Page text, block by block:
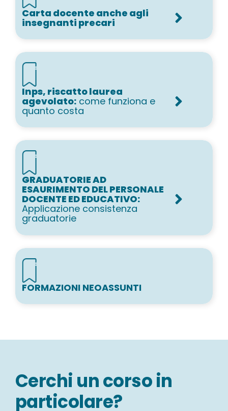
Carta docente anche agli
insegnanti precari
Inps, riscatto laurea
agevolato: come funziona e
quanto costa
GRADUATORIE AD
ESAURIMENTO DEL PERSONALE
DOCENTE ED EDUCATIVO:
Applicazione consistenza
graduatorie
FORMAZIONI NEOASSUNTI
Cerchi un corso in
particolare?